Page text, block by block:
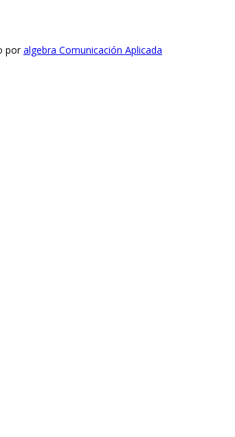
poralgebra Comunicación Aplicada